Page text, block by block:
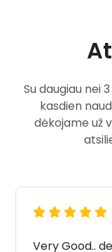
Su daugiau nei
kasdien
dėkojame už
Very Good..